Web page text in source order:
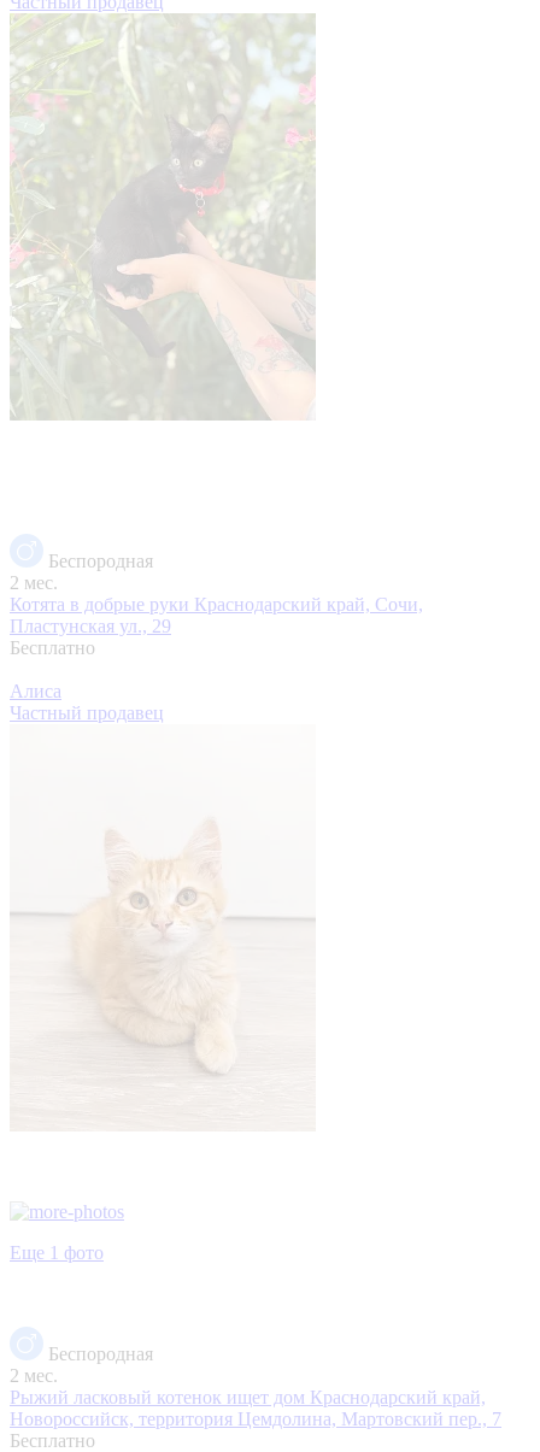
Беспородная
2 мес.
Котята в добрые руки Краснодарский край, Сочи,
Пластунская ул., 29
Бесплатно
Алиса
Частный продавец
Еще 1 фото
Беспородная
2 мес.
Рыжий ласковый котенок ищет дом Краснодарский край,
Новороссийск, территория Цемдолина, Мартовский пер., 7
Бесплатно